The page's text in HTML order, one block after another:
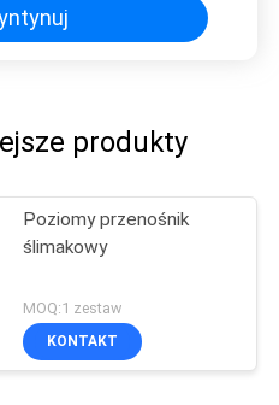
produkty
Poziomy przenośnik
ślimakowy
MOQ:1 zestaw
KONTAKT